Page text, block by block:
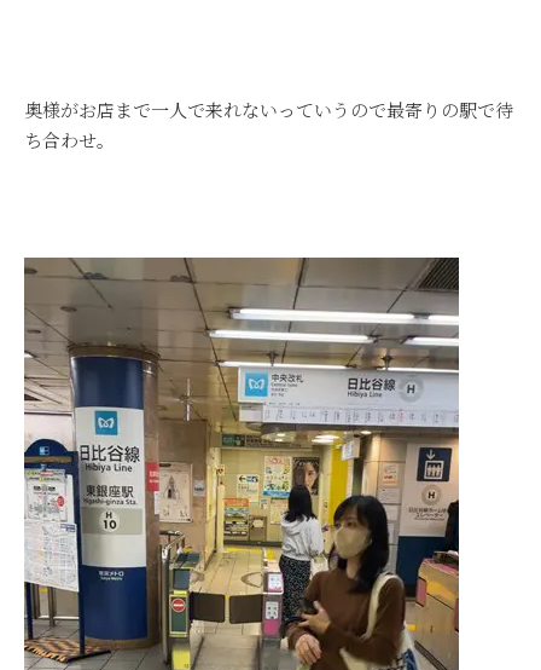
奥様がお店まで一人で来れないっていうので最寄りの駅で待
ち合わせ。